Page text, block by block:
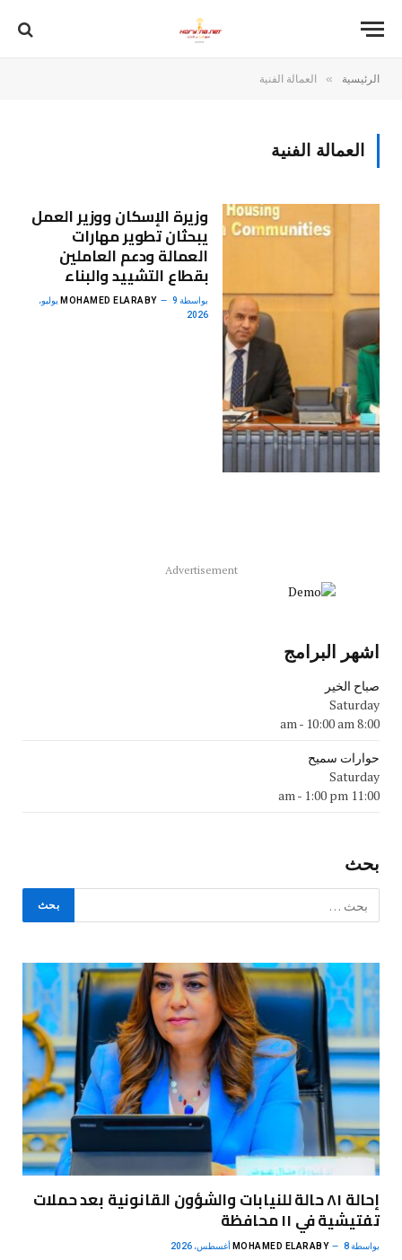
الرئيسية » العمالة الفنية
العمالة الفنية
وزيرة الإسكان ووزير العمل
يبحثان تطوير مهارات
العمالة ودعم العاملين
بقطاع التشييد والبناء
بواسطة MOHAMED ELARABY 9 يوليو،
2026
Advertisement
اشهر البرامج
صباح الخير
Saturday
8:00 am
- 10:00 am
حوارات سميح
Saturday
11:00 am
- 1:00 pm
بحث
إحالة ٨١ حالة للنيابات والشؤون القانونية بعد حملات
تفتيشية في ١١ محافظة
بواسطة MOHAMED ELARABY 8 أغسطس، 2026